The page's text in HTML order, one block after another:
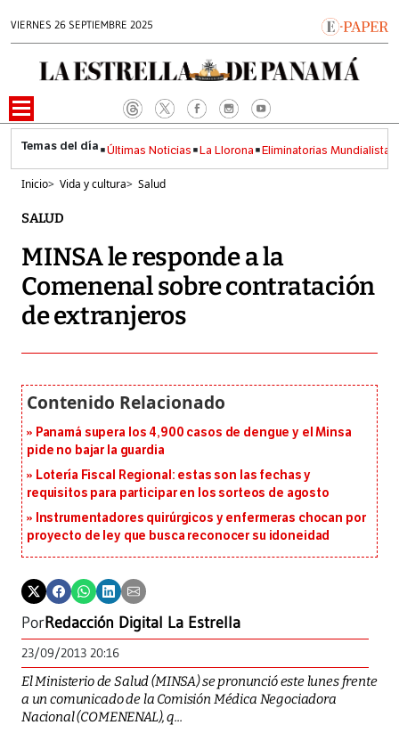
VIERNES 26 SEPTIEMBRE 2025
Últimas Noticias La Llorona Eliminatorias Mundialistas
Inicio> Vida y cultura> Salud
SALUD
MINSA le responde a la
Comenenal sobre contratación
de extranjeros
Panamá supera los 4,900 casos de dengue y el Minsa
pide no bajar la guardia
Lotería Fiscal Regional: estas son las fechas y
requisitos para participar en los sorteos de agosto
Instrumentadores quirúrgicos y enfermeras chocan por
proyecto de ley que busca reconocer su idoneidad
PorRedacción Digital La Estrella
23/09/2013 20:16
El Ministerio de Salud (MINSA) se pronunció este lunes frente
a un comunicado de la Comisión Médica Negociadora
Nacional (COMENENAL), q...